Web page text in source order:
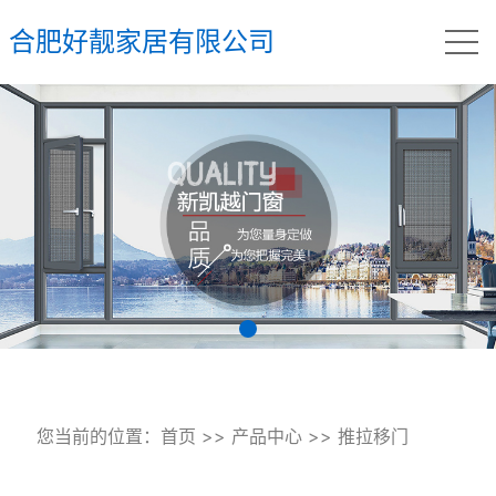
合肥好靓家居有限公司
您当前的位置： 首页 >> 产品中心>> 推拉移门